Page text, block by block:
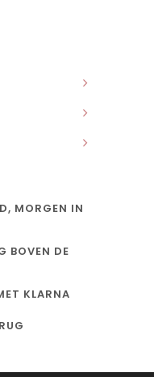
MORGEN IN
BOVEN DE
KLARNA